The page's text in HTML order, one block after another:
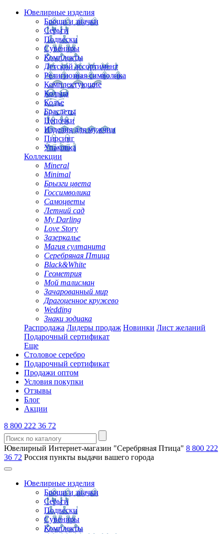
Ювелирные изделия
Броши и значки
Серьги
Подвески
Сувениры
Комплекты
Детский ассортимент
Религиозная символика
Комплектующие
Кольца
Колье
Браслеты
Цепочки
Изделия для мужчин
Пирсинг
Упаковка
Коллекции
Mineral
Minimal
Брызги цвета
Госсимволика
Самоцветы
Летний сад
My Darling
Love Story
Зазеркалье
Магия султанита
Серебряная Птица
Black&White
Геометрия
Мой талисман
Зачарованный мир
Драгоценное кружево
Wedding
Знаки зодиака
Распродажа Лидеры продаж Новинки Лист желаний
Подарочный сертификат
Еще
Столовое серебро
Подарочный сертификат
Продажи оптом
Условия покупки
Отзывы
Блог
Акции
8 800 222 36 72
Ювелирный Интернет-магазин "Серебряная Птица" 8 800 222
36 72 Россия пункты выдачи вашего города
Ювелирные изделия
Броши и значки
Серьги
Подвески
Сувениры
Комплекты